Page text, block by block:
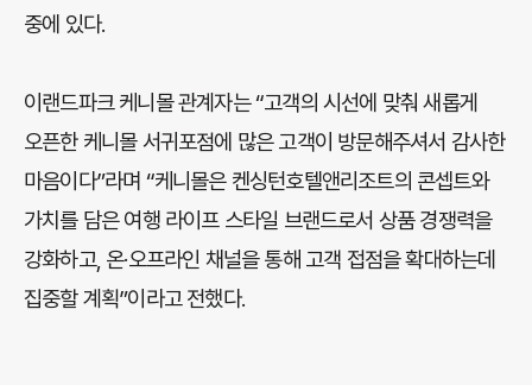
중에 있다.
이랜드파크 케니몰 관계자는 “고객의 시선에 맞춰 새롭게
오픈한 케니몰 서귀포점에 많은 고객이 방문해주셔서 감사한
마음이다”라며 “케니몰은 켄싱턴호텔앤리조트의 콘셉트와
가치를 담은 여행 라이프 스타일 브랜드로서 상품 경쟁력을
강화하고, 온·오프라인 채널을 통해 고객 접점을 확대하는데
집중할 계획”이라고 전했다.